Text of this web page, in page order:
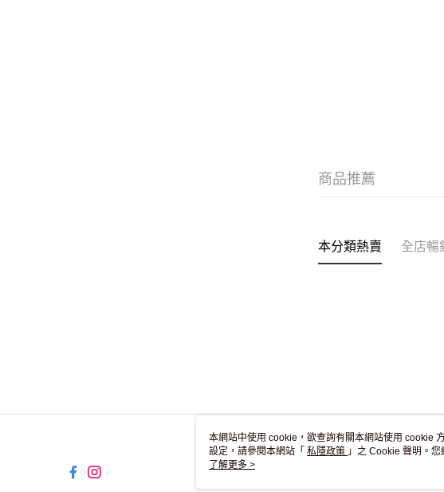
商品推薦
本分類熱賣 全店暢
關於我們
本網站中使用 cookie，欲查詢有關本網站使用 cookie
設定，請參閱本網站「 私隱政策 」之 Cookie 聲明。
用 cookie。
了解更多 >